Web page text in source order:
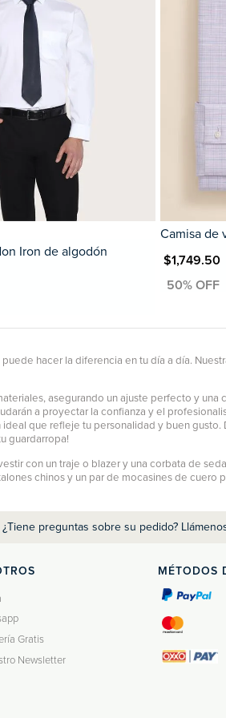
Iron de algodón
Camisa de
MXN $1,749.50
hacer la diferencia en tu día a día.
asegurando un ajuste perfecto y
a proyectar la confianza y el
que refleje tu personalidad y buen
guardarropa!
con un traje o blazer y una corbata de
chinosy un par de mocasines de cuero
¿Tiene preguntas sobre su pedido?
Gratis
Newsletter
MÉTODOS